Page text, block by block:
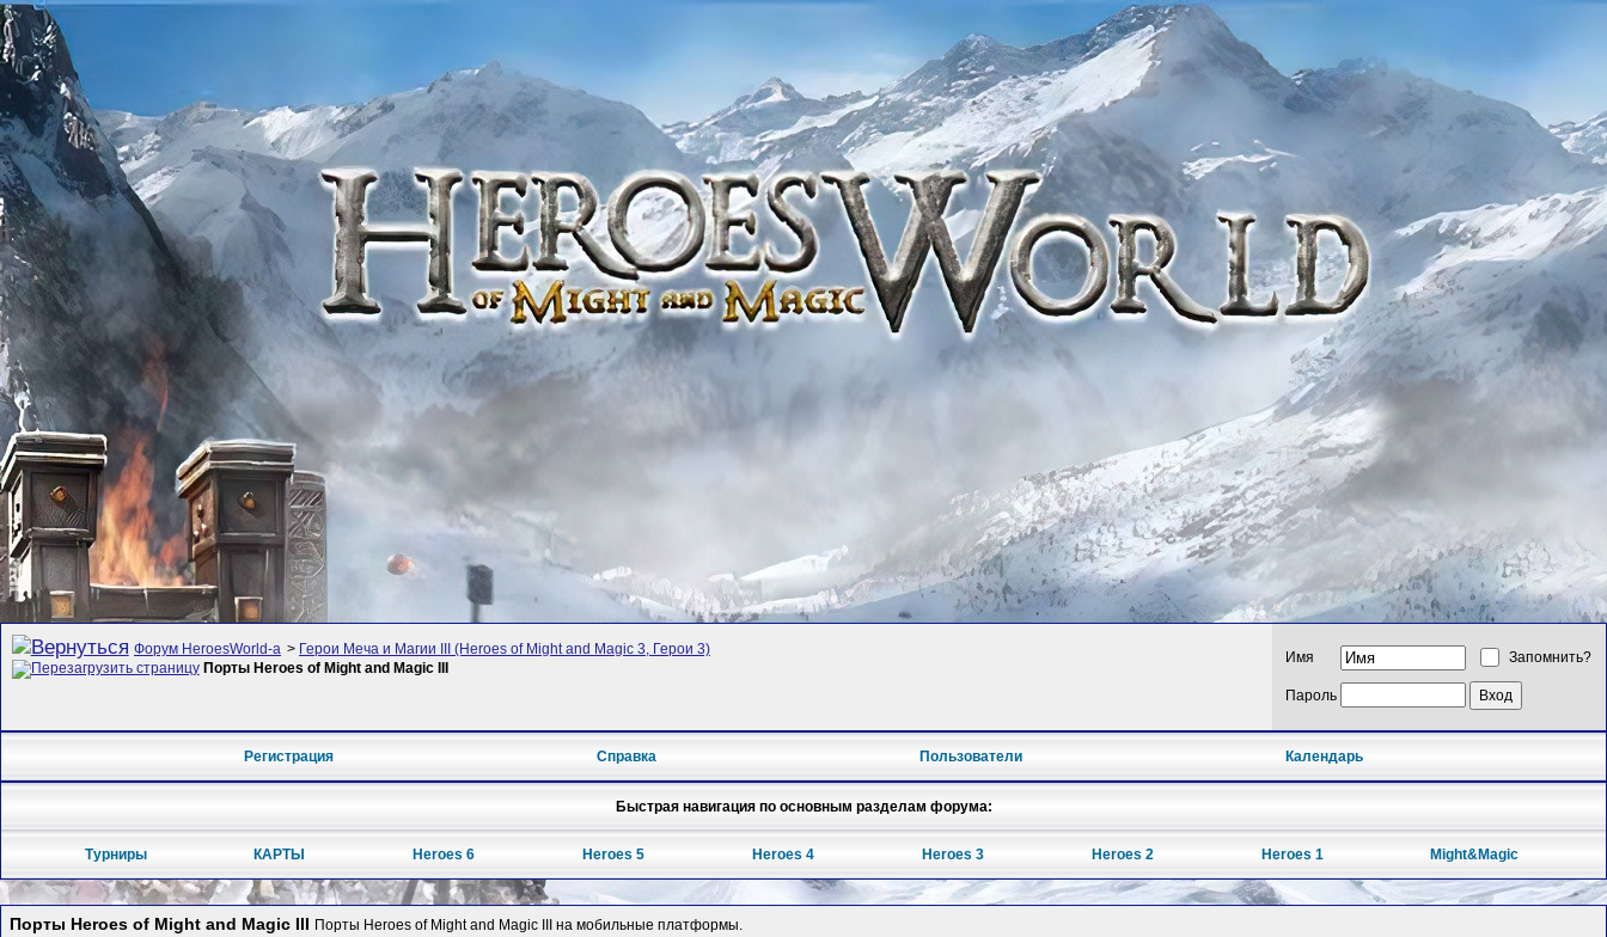
Форум HeroesWorld-а > Герои Меча и Магии III (Heroes of Might and Magic 3, Герои 3)
Порты Heroes of Might and Magic III
Имя Запомнить?
Пароль
Регистрация Справка Пользователи Календарь
Быстрая навигация по основным разделам форума:
Турниры КАРТЫ Heroes 6 Heroes 5 Heroes 4 Heroes 3 Heroes 2 Heroes 1 Might&Magic
Порты Heroes of Might and Magic III Порты Heroes of Might and Magic III на мобильные платформы.